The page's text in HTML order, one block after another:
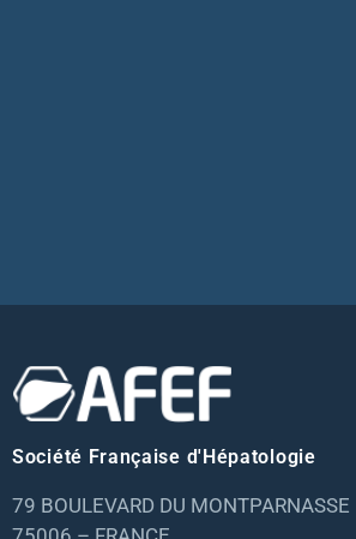
Société Française d'Hépatologie
79 BOULEVARD DU MONTPARNASSE